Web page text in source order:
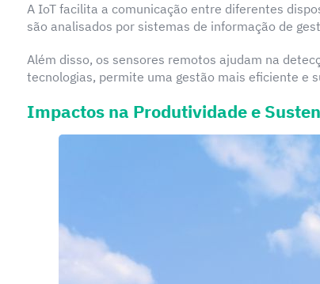
A IoT facilita a comunicação entre diferentes
são analisados por sistemas de informação de
Além disso, os sensores remotos ajudam na
tecnologias, permite uma gestão mais eficiente e
Impactos na Produtividade e